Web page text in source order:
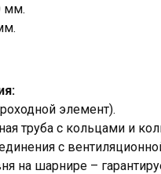
мм.
элемент).
труба с кольцами и
с
на шарнире –